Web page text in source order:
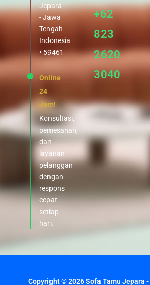
Jepara
- Jawa
Tengah
Indonesia
• 59461
Online
24
Jam!
Konsultasi,
pemesanan,
dan
layanan
pelanggan
dengan
respons
cepat
setiap
hari.
+62
823
2620
3040
Copyright © 2026 Sofa Tamu Jepara